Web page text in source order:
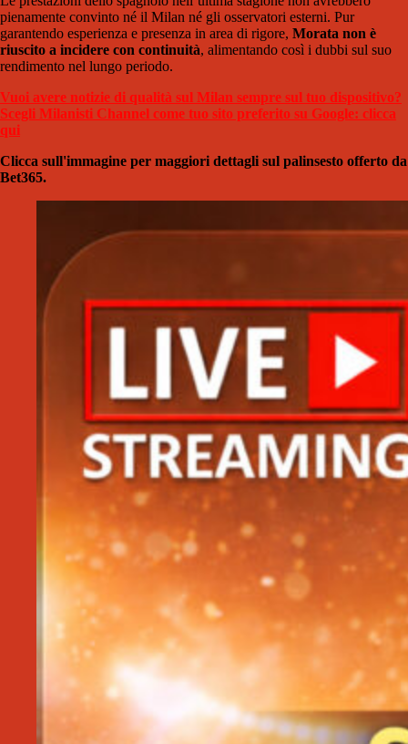
pienamente convinto né il Milan né gli osservatori esterni. Pur
garantendo esperienza e presenza in area di rigore, Morata non è
riuscito a incidere con continuità, alimentando così i dubbi sul suo
rendimento nel lungo periodo.
Vuoi avere notizie di qualità sul Milan sempre sul tuo dispositivo?
Scegli Milanisti Channel come tuo sito preferito su Google: clicca
qui
Clicca sull'immagine per maggiori dettagli sul palinsesto offerto da
Bet365.